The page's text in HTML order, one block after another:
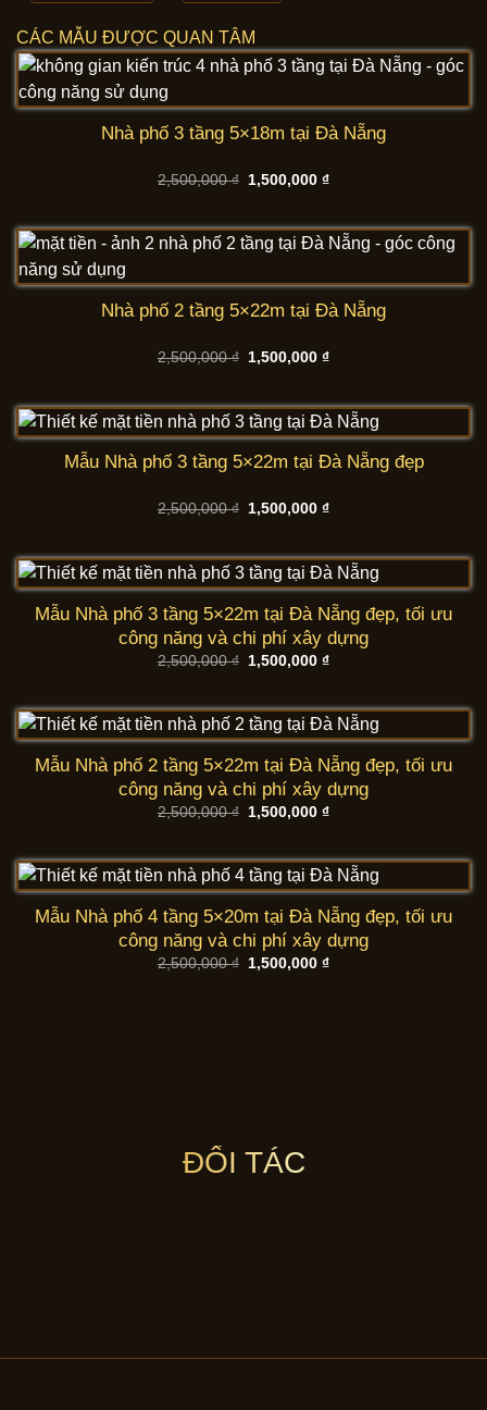
CÁC MẪU ĐƯỢC QUAN TÂM
Nhà phố 3 tầng 5×18m tại Đà Nẵng
2,500,000₫
Giá
1,500,000₫Giá
1,500,000 ₫.
Nhà phố 2 tầng 5×22m tại Đà Nẵng
2,500,000₫
Giá
1,500,000₫Giá
1,500,000 ₫.
Mẫu Nhà phố 3 tầng 5×22m tại Đà Nẵng đẹp
2,500,000₫
Giá
1,500,000₫Giá
1,500,000 ₫.
Mẫu Nhà phố 3 tầng 5×22m tại Đà Nẵng đẹp, tối ưu
công năng và chi phí xây dựng
2,500,000₫
Giá
gốc
1,500,000₫Giá
1,500,000 ₫.
Mẫu Nhà phố 2 tầng 5×22m tại Đà Nẵng đẹp, tối ưu
công năng và chi phí xây dựng
2,500,000₫
Giá
1,500,000₫Giá
1,500,000 ₫.
Mẫu Nhà phố 4 tầng 5×20m tại Đà Nẵng đẹp, tối ưu
công năng và chi phí xây dựng
2,500,000₫
Giá
1,500,000₫Giá
ĐỐI TÁC